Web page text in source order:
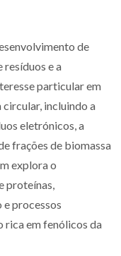
de
resíduos e a
particular em
incluindo a
eletrónicos, a
frações de biomassa
explora o
proteínas,
processos
rica em fenólicos da